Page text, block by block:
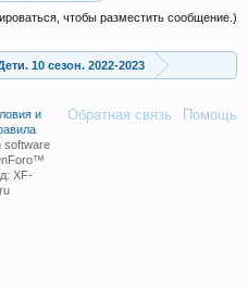
чтобы разместить сообщение.)
10 сезон. 2022-2023
Обратная связь Помощь
и
software
XF-